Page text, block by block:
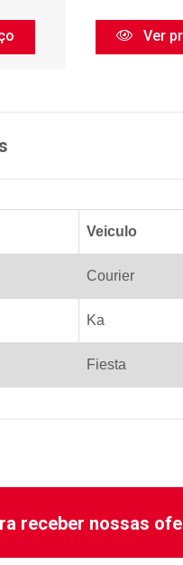
Ver
Veiculo
Courier
Ka
Fiesta
receber nossas